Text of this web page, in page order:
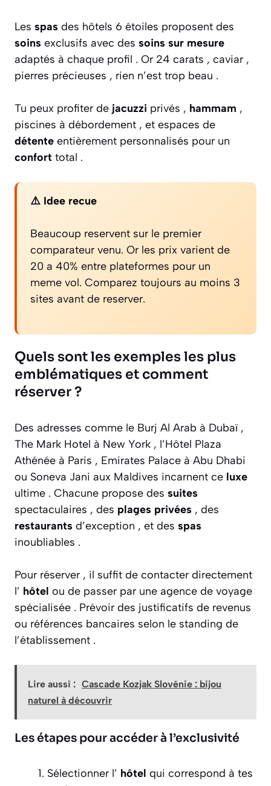
Les spas des hôtels 6 étoiles proposent des
soins exclusifs avec des soins sur mesure
adaptés à chaque profil . Or 24 carats , caviar ,
pierres précieuses , rien n’est trop beau .
Tu peux profiter de jacuzzi privés , hammam ,
piscines à débordement , et espaces de
détente entièrement personnalisés pour un
confort total .
⚠️ Idee recue
Beaucoup reservent sur le premier
comparateur venu. Or les prix varient de
20 a 40% entre plateformes pour un
meme vol. Comparez toujours au moins 3
sites avant de reserver.
Quels sont les exemples les plus
emblématiques et comment
réserver ?
Des adresses comme le Burj Al Arab à Dubaï ,
The Mark Hotel à New York , l’Hôtel Plaza
Athénée à Paris , Emirates Palace à Abu Dhabi
ou Soneva Jani aux Maldives incarnent ce luxe
ultime . Chacune propose des suites
spectaculaires , des plages privées , des
restaurants d’exception , et des spas
inoubliables .
Pour réserver , il suffit de contacter directement
l’ hôtel ou de passer par une agence de voyage
spécialisée . Prévoir des justificatifs de revenus
ou références bancaires selon le standing de
l’établissement .
Lire aussi : Cascade Kozjak Slovénie : bijou
naturel à découvrir
Les étapes pour accéder à l’exclusivité
Sélectionner l’ hôtel qui correspond à tes